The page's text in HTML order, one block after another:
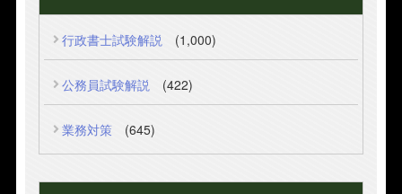
行政書士試験解説 (1,000)
公務員試験解説 (422)
業務対策 (645)